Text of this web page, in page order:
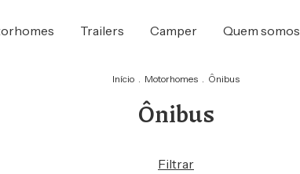
Trailers Camper Quem somos
Início . Motorhomes . Ônibus
Ônibus
Filtrar